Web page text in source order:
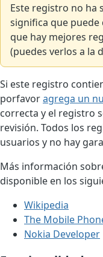
Este registro no ha
significa que
que hay mejores
(puedes verlos a la
Si este registro
porfavoragrega un
correcta y el registro
revisión. Todos los
usuarios y no hay
Más información
disponible en los
Wikipedia
The Mobile
Nokia Developer